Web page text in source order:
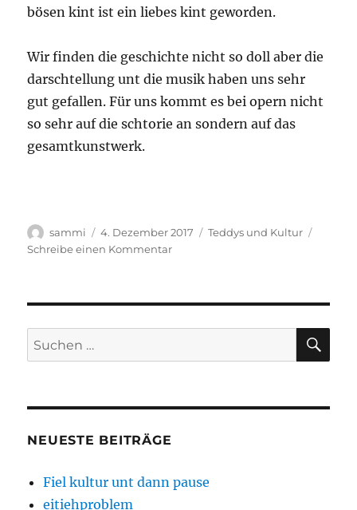
bösen kint ist ein liebes kint geworden.
Wir finden die geschichte nicht so doll aber die
darschtellung unt die musik haben uns sehr
gut gefallen. Für uns kommt es bei opern nicht
so sehr auf die schtorie an sondern auf das
gesamtkunstwerk.
Autor
sammi
Veröffentlicht
am
4. Dezember 2017 Kategorien
Teddys und Kultur
Schreibe einen Kommentarzu
fon
Rawell
Suchen
nach:
NEUESTE BEITRÄGE
Fiel kultur unt dann pause
eitiehproblem